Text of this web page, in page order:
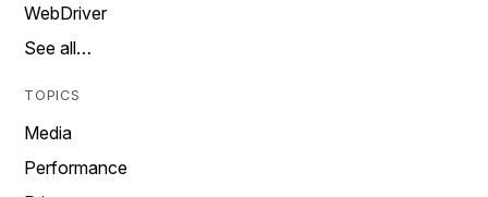
WebDriver
See all…
TOPICS
Media
Performance